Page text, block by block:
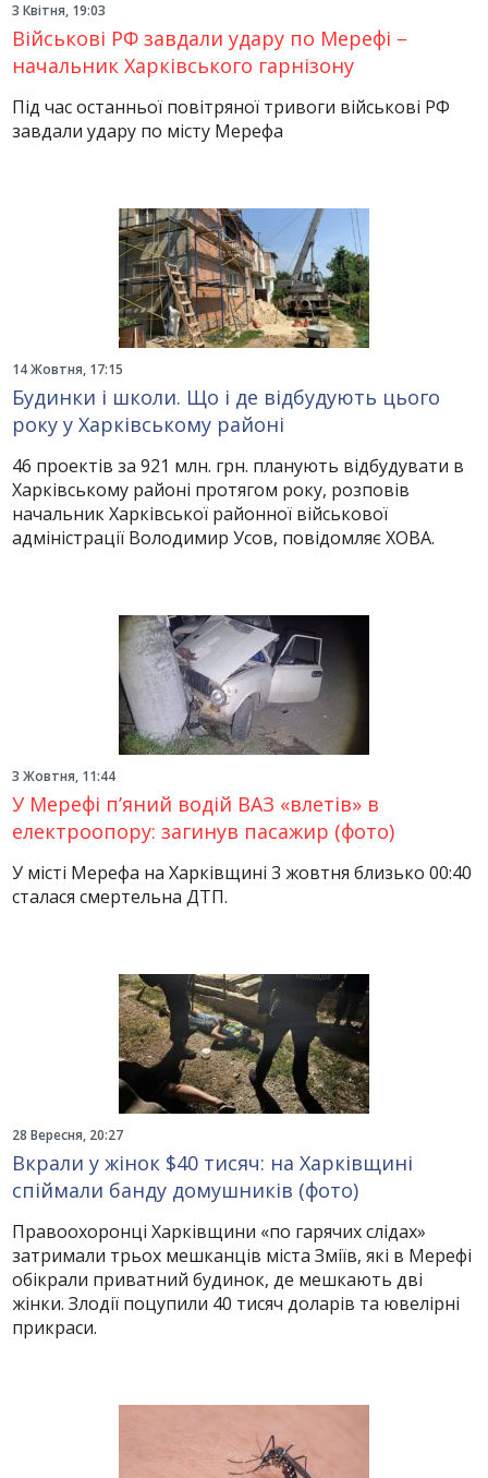
3 Квітня, 19:03
Військові РФ завдали удару по Мерефі –
начальник Харківського гарнізону
Під час останньої повітряної тривоги військові РФ
завдали удару по місту Мерефа
14 Жовтня, 17:15
Будинки і школи. Що і де відбудують цього
року у Харківському районі
46 проектів за 921 млн. грн. планують відбудувати в
Харківському районі протягом року, розповів
начальник Харківської районної військової
адміністрації Володимир Усов, повідомляє ХОВА.
3 Жовтня, 11:44
У Мерефі п’яний водій ВАЗ «влетів» в
електроопору: загинув пасажир (фото)
У місті Мерефа на Харківщині 3 жовтня близько 00:40
сталася смертельна ДТП.
28 Вересня, 20:27
Вкрали у жінок $40 тисяч: на Харківщині
спіймали банду домушників (фото)
Правоохоронці Харківщини «по гарячих слідах»
затримали трьох мешканців міста Зміїв, які в Мерефі
обікрали приватний будинок, де мешкають дві
жінки. Злодії поцупили 40 тисяч доларів та ювелірні
прикраси.